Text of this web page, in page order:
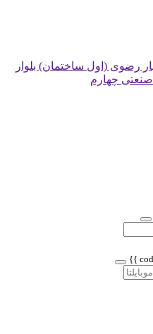
رضوی (اول ساختمان) بلوار